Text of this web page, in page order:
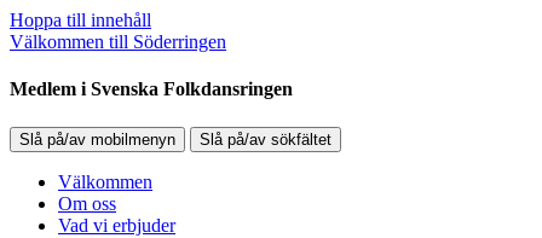
Hoppa till innehåll
Välkommen till Söderringen
Medlem i Svenska Folkdansringen
Slå på/av mobilmenyn Slå på/av sökfältet
Välkommen
Om oss
Vad vi erbjuder